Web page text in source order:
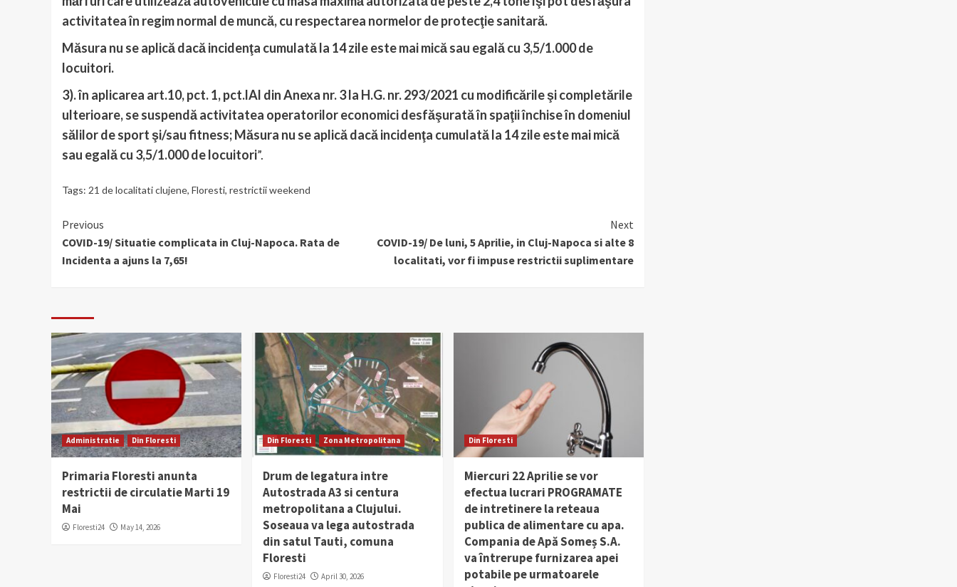
activitatea în regim normal de muncă, cu respectarea normelor de protecţie sanitară.
Măsura nu se aplică dacă incidenţa cumulată la 14 zile este mai mică sau egală cu 3,5/1.000 de
locuitori.
3). în aplicarea art.10, pct. 1, pct.lAl din Anexa nr. 3 la H.G. nr. 293/2021 cu modificările şi completările
ulterioare, se suspendă activitatea operatorilor economici desfăşurată în spaţii închise în domeniul
sălilor de sport şi/sau fitness; Măsura nu se aplică dacă incidenţa cumulată la 14 zile este mai mică
sau egală cu 3,5/1.000 de locuitori”.
Tags: 21 de localitati clujene, Floresti, restrictii weekend
Continue
Reading
Previous
COVID-19/ Situatie complicata in Cluj-Napoca. Rata de
Incidenta a ajuns la 7,65!
Next
COVID-19/ De luni, 5 Aprilie, in Cluj-Napoca si alte 8
localitati, vor fi impuse restrictii suplimentare
Administratie Din Floresti
Primaria Floresti anunta
restrictii de circulatie Marti 19
Mai
Floresti24 May 14, 2026
Din Floresti Zona Metropolitana
Drum de legatura intre
Autostrada A3 si centura
metropolitana a Clujului.
Soseaua va lega autostrada
din satul Tauti, comuna
Floresti
Floresti24 April 30, 2026
Din Floresti
Miercuri 22 Aprilie se vor
efectua lucrari PROGRAMATE
de intretinere la reteaua
publica de alimentare cu apa.
Compania de Apă Someș S.A.
va întrerupe furnizarea apei
potabile pe urmatoarele